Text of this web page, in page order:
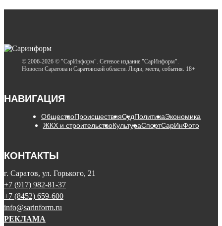
© 2006-2026 © "СарИнформ". Сетевое издание "СарИнформ".
Новости Саратова и Саратовской области. Люди, места, события. 18+
НАВИГАЦИЯ
ОбществоПроисшествияСудПолитикаЭкономика
ЖКХ и строительствоКультураСпортСарИнФото
КОНТАКТЫ
г. Саратов, ул. Горького, 21
+7 (917) 982-81-37
+7 (8452) 659-600
info@sarinform.ru
РЕКЛАМА